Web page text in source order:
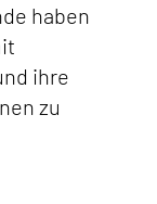
haben
ihre
zu